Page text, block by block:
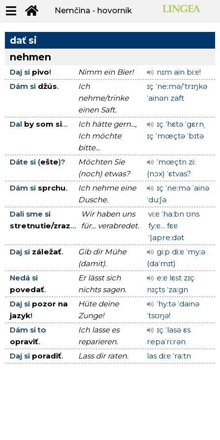
Nemčina - hovorník
dať si
nehmen
Daj si pivo! Nimm ein Bier!
nɪm ain biːɐ!
Dám si džús.
Ich
nehme/trinke
einen Saft.
ɪç ˈneːmə/ˈtrɪŋkə
ˈainən zaft
Dal by som si...
Ich hätte gern...,
Ich möchte
bitte...
ɪç ˈhεtə ˈgεrnˌ
ɪç ˈmœçtə ˈbɪtə
Dáte si (ešte)?
Möchten Sie
(noch) etwas?
ˈmœçtn ziː
(nɔx) ˈεtvas?
Dám si sprchu.
Ich nehme eine
Dusche.
ɪç ˈneːmə ˈainə
ˈduːʃə
Dali sme si
stretnutie/zraz...
Wir haben uns
für... verabredet.
viːɐ ˈhaːbn ʊns
fyːɐ... fεɐ
ˈ|apreːdət
Daj si záležať.
Gib dir Mühe
(damit).
giːp diːɐ ˈmyːə
(daˈmɪt)
Nedá si
povedať.
Er lässt sich
nichts sagen.
eːɐ lεst zɪç
nɪçts ˈzaːgn
Daj si pozor na
jazyk!
Hüte deine
Zunge!
ˈhyːtə ˈdainə
ˈtsʊŋə!
Dám si to
opraviť.
Ich lasse es
reparieren.
ɪç ˈlasə εs
repaˈriːrən
Daj si poradiť. Lass dir raten. las diːɐ ˈraːtn